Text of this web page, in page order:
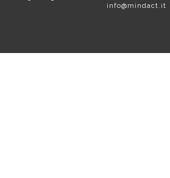
info@mindact.it